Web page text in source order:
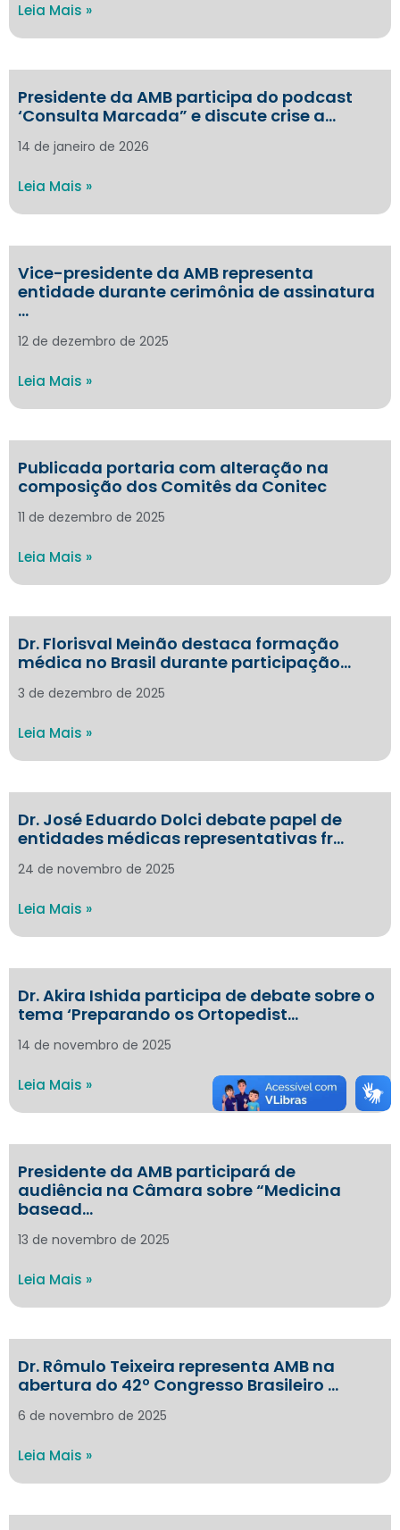
Leia Mais »
Presidente da AMB participa do podcast
‘Consulta Marcada” e discute crise a…
14 de janeiro de 2026
Leia Mais »
Vice-presidente da AMB representa
entidade durante cerimônia de assinatura
…
12 de dezembro de 2025
Leia Mais »
Publicada portaria com alteração na
composição dos Comitês da Conitec
11 de dezembro de 2025
Leia Mais »
Dr. Florisval Meinão destaca formação
médica no Brasil durante participação…
3 de dezembro de 2025
Leia Mais »
Dr. José Eduardo Dolci debate papel de
entidades médicas representativas fr…
24 de novembro de 2025
Leia Mais »
Dr. Akira Ishida participa de debate sobre o
tema ‘Preparando os Ortopedist…
14 de novembro de 2025
Leia Mais »
Presidente da AMB participará de
audiência na Câmara sobre “Medicina
basead…
13 de novembro de 2025
Leia Mais »
Dr. Rômulo Teixeira representa AMB na
abertura do 42º Congresso Brasileiro …
6 de novembro de 2025
Leia Mais »